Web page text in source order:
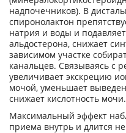
надпочечников). В
спиронолактон
натрия и воды и
альдостерона, снижает
зависимом участке
канальцев. Связываясь с
увеличивает экскрецию
мочой, уменьшает
снижает кислотность мочи.
Максимальный эффект
приема внутрь и длится